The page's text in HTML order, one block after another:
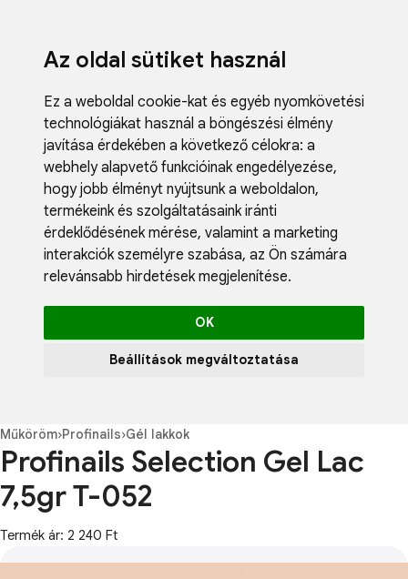
Az oldal sütiket használ
Ez a weboldal cookie-kat és egyéb nyomkövetési
technológiákat használ a böngészési élmény
javítása érdekében a következő célokra: a
webhely alapvető funkcióinak engedélyezése,
hogy jobb élményt nyújtsunk a weboldalon,
termékeink és szolgáltatásaink iránti
érdeklődésének mérése, valamint a marketing
interakciók személyre szabása, az Ön számára
relevánsabb hirdetések megjelenítése.
OK
Beállítások megváltoztatása
Blog
Műköröm›Profinails›Gél lakkok
Profinails Selection Gel Lac
7,5gr T-052
Termék ár: 2 240 Ft